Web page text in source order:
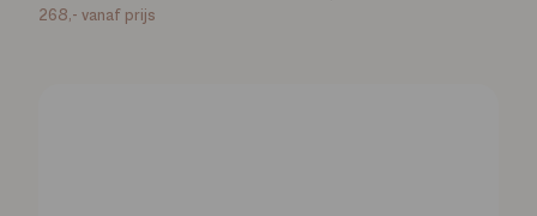
268,- vanaf prijs